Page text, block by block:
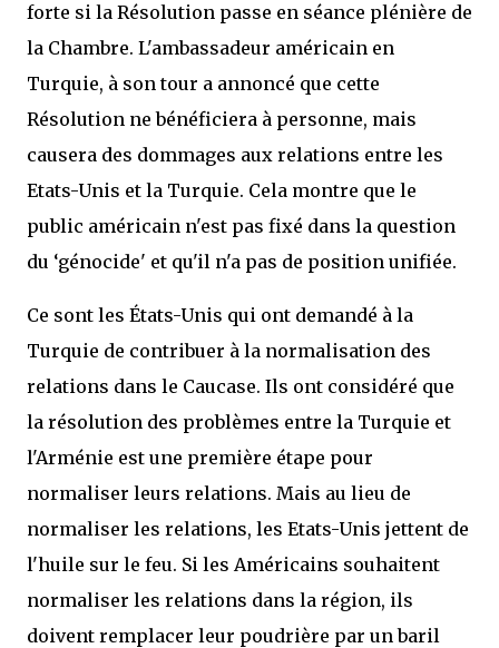
forte si la Résolution passe en séance plénière de
la Chambre. L'ambassadeur américain en
Turquie, à son tour a annoncé que cette
Résolution ne bénéficiera à personne, mais
causera des dommages aux relations entre les
Etats-Unis et la Turquie. Cela montre que le
public américain n'est pas fixé dans la question
du ‘génocide' et qu'il n'a pas de position unifiée.
Ce sont les États-Unis qui ont demandé à la
Turquie de contribuer à la normalisation des
relations dans le Caucase. Ils ont considéré que
la résolution des problèmes entre la Turquie et
l'Arménie est une première étape pour
normaliser leurs relations. Mais au lieu de
normaliser les relations, les Etats-Unis jettent de
l'huile sur le feu. Si les Américains souhaitent
normaliser les relations dans la région, ils
doivent remplacer leur poudrière par un baril